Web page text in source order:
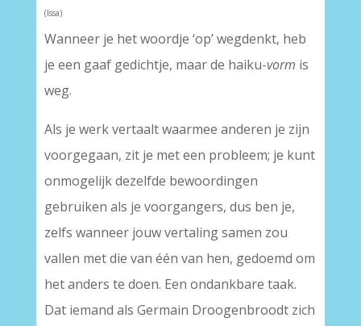
(Issa)
Wanneer je het woordje ‘op’ wegdenkt, heb
je een gaaf gedichtje, maar de haiku-vorm is
weg.
Als je werk vertaalt waarmee anderen je zijn
voorgegaan, zit je met een probleem; je kunt
onmogelijk dezelfde bewoordingen
gebruiken als je voorgangers, dus ben je,
zelfs wanneer jouw vertaling samen zou
vallen met die van één van hen, gedoemd om
het anders te doen. Een ondankbare taak.
Dat iemand als Germain Droogenbroodt zich